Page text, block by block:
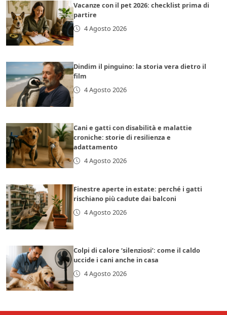
Vacanze con il pet 2026: checklist prima di
partire
4 Agosto 2026
Dindim il pinguino: la storia vera dietro il
film
4 Agosto 2026
Cani e gatti con disabilità e malattie
croniche: storie di resilienza e
adattamento
4 Agosto 2026
Finestre aperte in estate: perché i gatti
rischiano più cadute dai balconi
4 Agosto 2026
Colpi di calore ‘silenziosi’: come il caldo
uccide i cani anche in casa
4 Agosto 2026